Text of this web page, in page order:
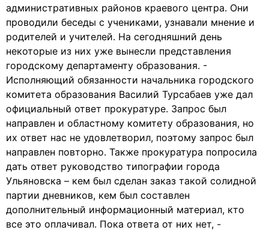
административных районов краевого центра. Они
проводили беседы с учениками, узнавали мнение и
родителей и учителей. На сегодняшний день
некоторые из них уже вынесли представления
городскому департаменту образования. -
Исполняющий обязанности начальника городского
комитета образования Василий Турсабаев уже дал
официальный ответ прокуратуре. Запрос был
направлен и областному комитету образования, но
их ответ нас не удовлетворил, поэтому запрос был
направлен повторно. Также прокуратура попросила
дать ответ руководство типографии города
Ульяновска – кем был сделан заказ такой солидной
партии дневников, кем был составлен
дополнительный информационный материал, кто
все это оплачивал. Пока ответа от них нет, -